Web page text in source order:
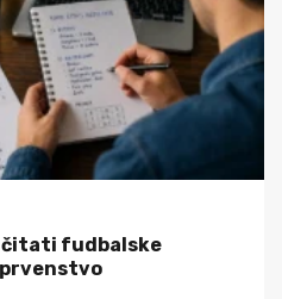
čitati fudbalske